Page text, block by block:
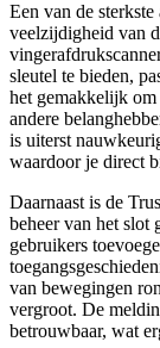
Een van de
veelzijdigheid van
sleutel te bieden,
het gemakkelijk
andere
is uiterst
waardoor je direct
Daarnaast is de
beheer van het slot
gebruikers
van bewegingen
vergroot. De
betrouwbaar, wat